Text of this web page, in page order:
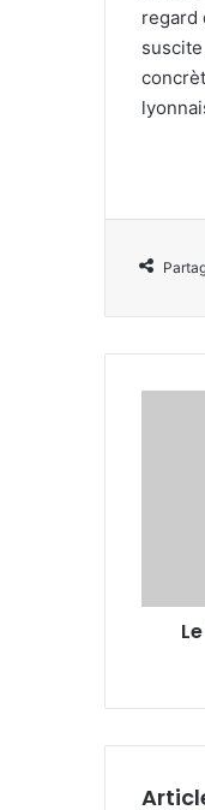
regard
Kadri